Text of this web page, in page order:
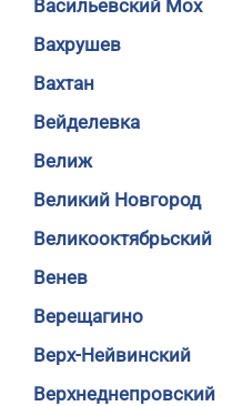
Васильевский Мох
Вахрушев
Вахтан
Вейделевка
Велиж
Великий Новгород
Великооктябрьский
Венев
Верещагино
Верх-Нейвинский
Верхнеднепровский